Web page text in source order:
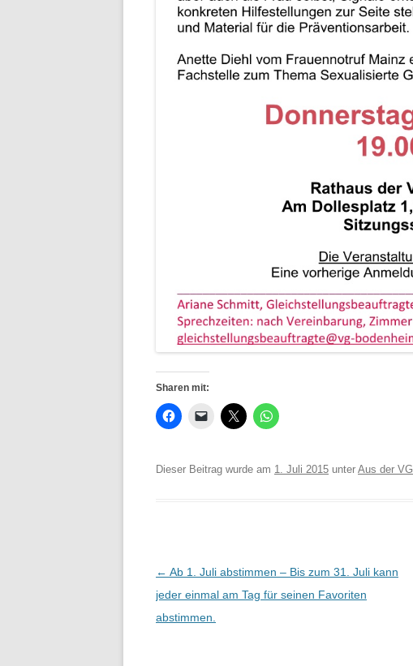
Sharen mit:
Dieser Beitrag wurde am 1. Juli 2015 unter Aus der VG
Beitrags-
Navigation
← Ab 1. Juli abstimmen – Bis zum 31. Juli kann
jeder einmal am Tag für seinen Favoriten
abstimmen.